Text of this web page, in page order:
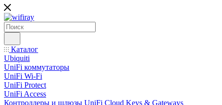
Каталог
Ubiquiti
UniFi коммутаторы
UniFi Wi-Fi
UniFi Protect
UniFi Access
Контроллеры и шлюзы UniFi Cloud Keys & Gateways